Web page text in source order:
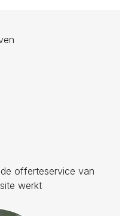
offerteservice van
werkt